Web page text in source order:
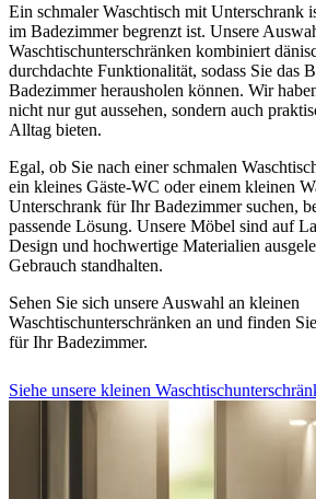
Ein schmaler Waschtisch mit Unterschrank
im Badezimmer begrenzt ist. Unsere
Waschtischunterschränken kombiniert
durchdachte Funktionalität, sodass Sie das
Badezimmer herausholen können. Wir
nicht nur gut aussehen, sondern auch
Alltag bieten.
Egal, ob Sie nach einer schmalen
ein kleines Gäste-WC oder einem kleinen
Unterschrank für Ihr Badezimmer suchen,
passende Lösung. Unsere Möbel sind auf
Design und hochwertige Materialien
Gebrauch standhalten.
Sehen Sie sich unsere Auswahl an kleinen
Waschtischunterschränken an und finden
für Ihr Badezimmer.
Siehe unsere kleinen